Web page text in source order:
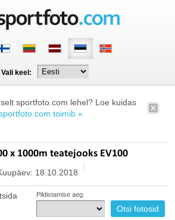
Vali keel:
sportfoto.com lehel? Loe kuidas
toimib »
x 1000m teatejooks EV100
18.10.2018
Pildistamise aeg: